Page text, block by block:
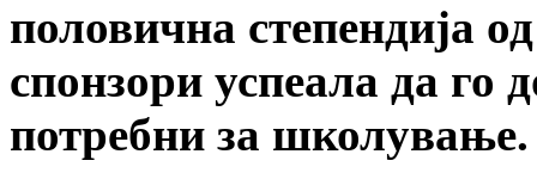
половична степендија
спонзори успеала да го
потребни за школување.